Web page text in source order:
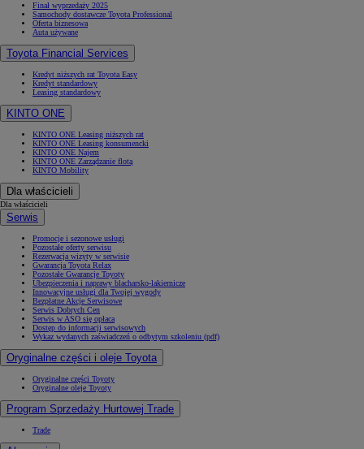
Finał wyprzedaży 2025
Samochody dostawcze Toyota Professional
Oferta biznesowa
Auta używane
Toyota Financial Services
Kredyt niższych rat Toyota Easy
Kredyt standardowy
Leasing standardowy
KINTO ONE
KINTO ONE Leasing niższych rat
KINTO ONE Leasing konsumencki
KINTO ONE Najem
KINTO ONE Zarządzanie flotą
KINTO Mobility
Dla właścicieli
Dla właścicieli
Serwis
Promocje i sezonowe usługi
Pozostałe oferty serwisu
Rezerwacja wizyty w serwisie
Gwarancja Toyota Relax
Pozostałe Gwarancje Toyoty
Ubezpieczenia i naprawy blacharsko-lakiernicze
Innowacyjne usługi dla Twojej wygody
Bezpłatne Akcje Serwisowe
Serwis Dobrych Cen
Serwis w ASO się opłaca
Dostęp do informacji serwisowych
Wykaz wydanych zaświadczeń o odbytym szkoleniu (pdf)
Oryginalne części i oleje Toyota
Oryginalne części Toyoty
Oryginalne oleje Toyoty
Program Sprzedaży Hurtowej Trade
Trade